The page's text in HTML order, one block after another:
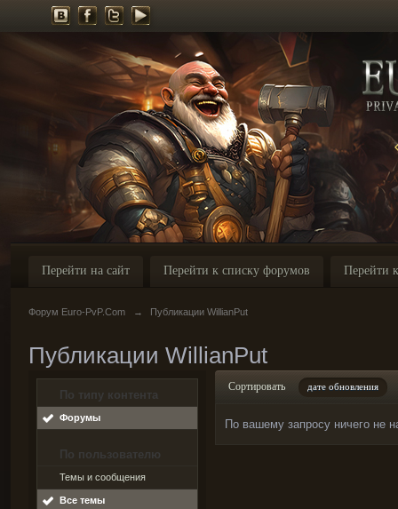
Перейти на сайт Перейти к списку форумов Перейти
Форум Euro-PvP.Com → Публикации WillianPut
Публикации WillianPut
По типу контента
Форумы
По пользователю
Темы и сообщения
Все темы
Сортировать дате обновления
По вашему запросу ничего не